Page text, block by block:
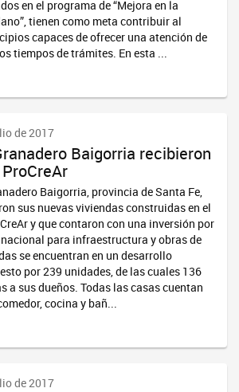
en el programa de “Mejora en la
tienen como meta contribuir al
capaces de ofrecer una atención de
tiempos de trámites. En esta ...
de 2017
Baigorria recibieron
Baigorria, provincia de Santa Fe,
sus nuevas viviendas construidas en el
y que contaron con una inversión por
para infraestructura y obras de
se encuentran en un desarrollo
por 239 unidades, de las cuales 136
a sus dueños. Todas las casas cuentan
cocina y bañ...
de 2017